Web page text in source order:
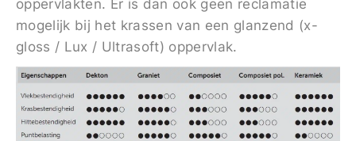
mogelijk bij het krassen van een glanzend (x-
gloss / Lux / Ultrasoft) oppervlak.